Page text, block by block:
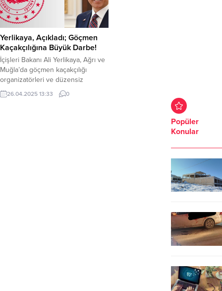
Yerlikaya, Açıkladı; Göçmen
Kaçakçılığına Büyük Darbe!
İçişleri Bakanı Ali Yerlikaya, Ağrı ve
Muğla’da göçmen kaçakçılığı
organizatörleri ve düzensiz
göçmenlere yönelik düzenlenen
operasyonlarda, 42 göçmen
26.04.2025 13:33 0
Popüler
Konular